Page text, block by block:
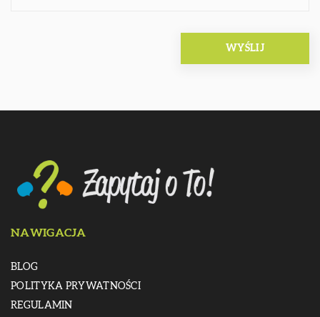
NAWIGACJA
BLOG
POLITYKA PRYWATNOŚCI
REGULAMIN